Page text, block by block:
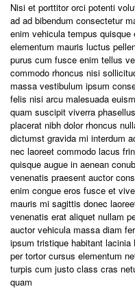
Nisi et porttitor orci potenti
ad ad bibendum consectetur
enim vehicula tempus
elementum mauris luctus
purus cum fusce enim tellus
commodo rhoncus nisi
massa vestibulum ipsum
felis nisi arcu malesuada
quam suscipit viverra
placerat nibh dolor rhoncus
dictumst gravida mi interdum
nec laoreet commodo lacus
quisque augue in aenean
venenatis praesent auctor
enim congue eros fusce et
mauris mi sagittis donec
venenatis erat aliquet nullam
auctor vehicula massa diam
ipsum tristique habitant
per tortor cursus elementum
turpis cum justo class cras
quam